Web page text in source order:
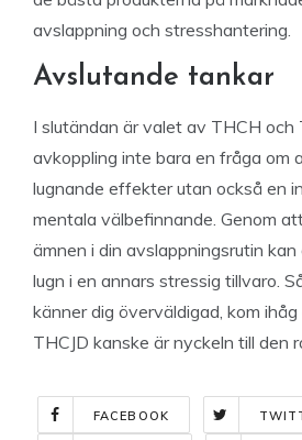
avslappning och stresshantering.
Avslutande tankar
I slutändan är valet av THCH och
avkoppling inte bara en fråga om
lugnande effekter utan också en
mentala välbefinnande. Genom
ämnen i din avslappningsrutin
lugn i en annars stressig tillvaro.
känner dig överväldigad, kom
THCJD kanske är nyckeln till den
FACEBOOK